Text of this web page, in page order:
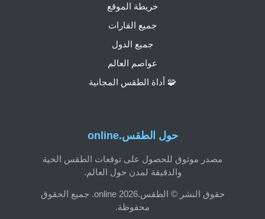
حول الطقس.online
مصدر موثوق للحصول على توقعات الطقس الحية
والدقيقة لمدن حول العالم.
حقوق النشر © الطقس.online 2026. جميع الحقوق
محفوظة.
خريطة الموقع
جميع القارات
جميع الدول
عواصم العالم
🧩 أداة الطقس المجانية